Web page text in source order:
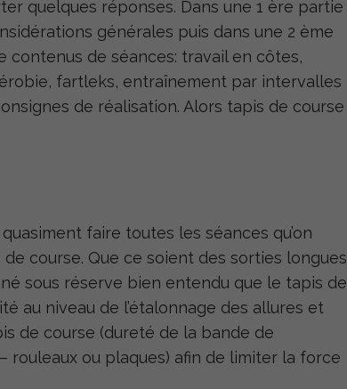
quelques réponses. Dans une 1 ère partie
générales puis dans une 2 ème
de séances: travail en côtes,
fartleks, entraînement par intervalles
de réalisation. Alors tapis de course
faire toutes les séances qu’on
course. Que ce soient des sorties
sous réserve bien entendu que le tapis de
au niveau de l’étalonnage des allures et
de course (dureté de la bande de
ou plaques) afin de limiter la force